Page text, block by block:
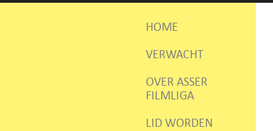
HOME
VERWACHT
OVER ASSER
FILMLIGA
LID WORDEN